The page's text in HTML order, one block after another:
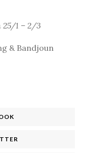
25/1 – 2/3
& Bandjoun